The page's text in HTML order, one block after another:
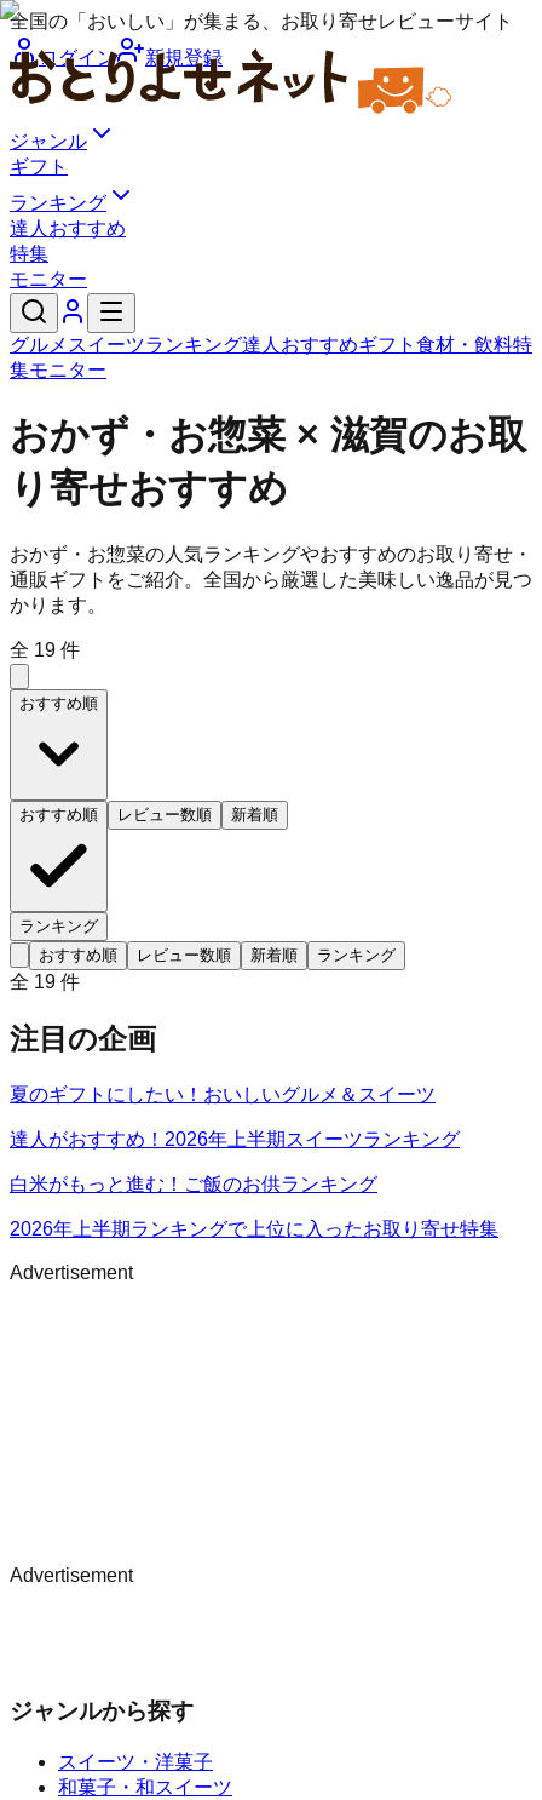
全国の「おいしい」が集まる、お取り寄せレビューサイト
ログイン
新規登録
ジャンル
ギフト
ランキング
達人おすすめ
特集
モニター
グルメ スイーツランキング達人おすすめギフト 食材・飲料特
集モニター
おかず・お惣菜 × 滋賀のお取
り寄せおすすめ
おかず・お惣菜の人気ランキングやおすすめのお取り寄せ・
通販ギフトをご紹介。全国から厳選した美味しい逸品が見つ
かります。
全 19 件
おすすめ順
おすすめ順 レビュー数順 新着順
ランキング
おすすめ順
レビュー数順 新着順 ランキング
全 19 件
注目の企画
夏のギフトにしたい！おいしいグルメ＆スイーツ
達人がおすすめ！2026年上半期スイーツランキング
白米がもっと進む！ご飯のお供ランキング
2026年上半期ランキングで上位に入ったお取り寄せ特集
Advertisement
Advertisement
ジャンルから探す
スイーツ・洋菓子
和菓子・和スイーツ